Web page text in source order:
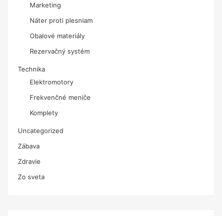
Marketing
Náter proti plesniam
Obalové materiály
Rezervačný systém
Technika
Elektromotory
Frekvenčné meniče
Komplety
Uncategorized
Zábava
Zdravie
Zo sveta